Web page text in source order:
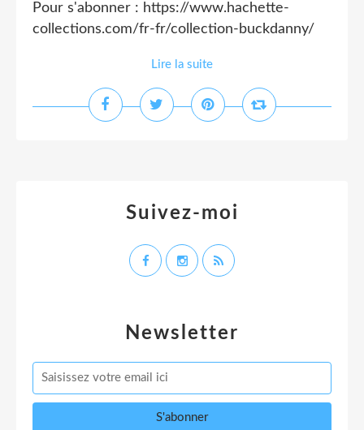
Pour s'abonner : https://www.hachette-
collections.com/fr-fr/collection-buckdanny/
Lire la suite
Newsletter
Suivez-moi